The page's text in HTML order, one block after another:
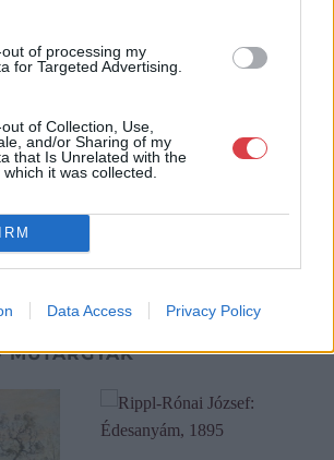
of processing my
for Targeted Advertising.
of Collection, Use,
and/or Sharing of my
that Is Unrelated with the
it was collected.
Data Access Privacy Policy
30 éves szakmai tapasztalattal
dolgozik a magyar festészet hazai
Monumentális, a hazai festészet
alapvetően változtatta meg a
MŰTÁRGYAI
MŰTÁRGYAK